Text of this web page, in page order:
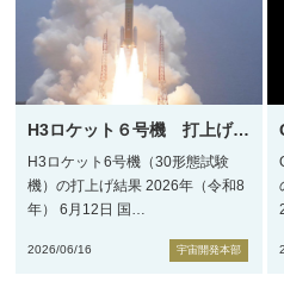
H3ロケット６号機 打上げ…
H3ロケット6号機（30形態試験
機）の打上げ結果 2026年（令和8
年） 6月12日 国 …
2026/06/16 宇宙開発本部